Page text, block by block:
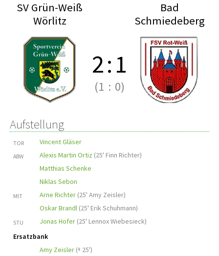
SV Grün-Weiß
Wörlitz
Bad
Schmiedeberg
2:1
(1 : 0)
Aufstellung
TOR Vincent Gläser
ABW Alexis Martin Ortiz (25' Finn Richter)
Matthias Schenke
Niklas Sebon
MIT Arne Richter (25' Amy Zeisler)
Oskar Brandl (25' Erik Schuhmann)
STU Jonas Hofer (25' Lennox Wiebesieck)
Ersatzbank
Amy Zeisler ( 25')